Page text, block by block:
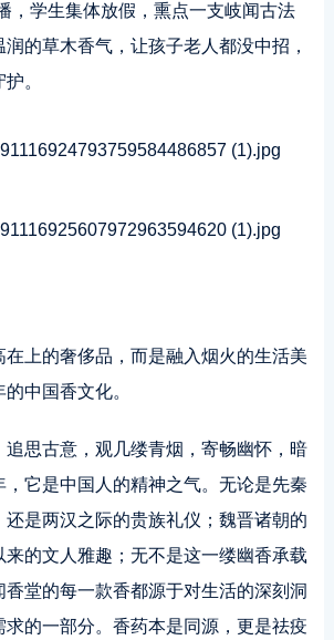
，学生集体放假，熏点一支岐闻古法
的草木香气，让孩子老人都没中招，
。
在上的奢侈品，而是融入烟火的生活美
中国香文化。
追思古意，观几缕青烟，寄畅幽怀，暗
，它是中国人的精神之气。无论是先秦
还是两汉之际的贵族礼仪；魏晋诸朝的
来的文人雅趣；无不是这一缕幽香承载
香堂的每一款香都源于对生活的深刻洞
求的一部分。香药本是同源，更是祛疫